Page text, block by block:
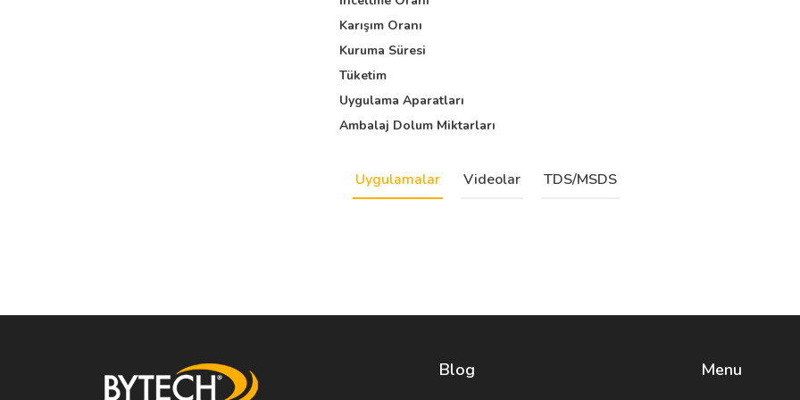
Karışım Oranı
Kuruma Süresi
Tüketim
Uygulama Aparatları
Ambalaj Dolum Miktarları
Uygulamalar Videolar TDS/MSDS
Blog Menu